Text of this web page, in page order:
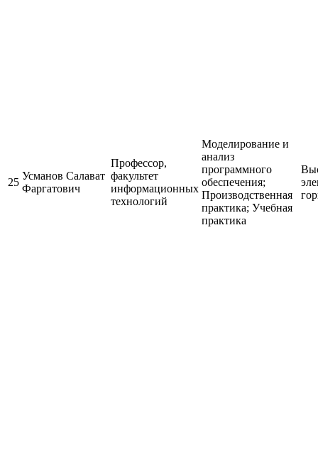
25
Усманов Салават
Фаргатович
Профессор,
факультет
информационных
технологий
Моделирование и
анализ
программного
обеспечения;
Производственная
практика; Учебная
практика